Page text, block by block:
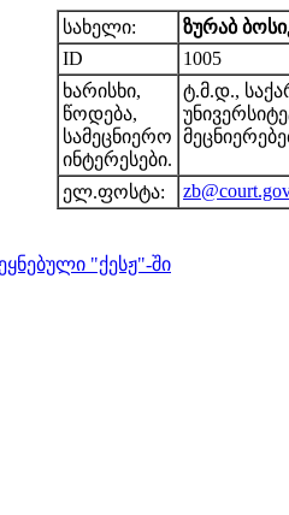
სახელი:
ზურაბ
ID
1005
ხარისხი,
წოდება,
სამეცნიერო
ინტერესები.
ტ.მ.დ.,
ელ.ფოსტა:
"ქესჟ"-ში